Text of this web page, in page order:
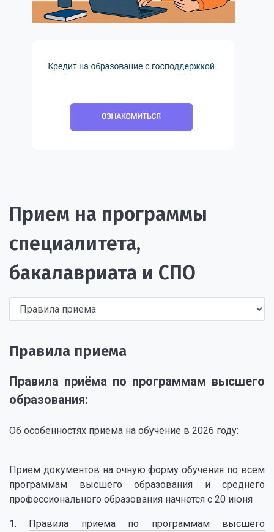
Прием на программы
специалитета,
бакалавриата и СПО
Правила приема
Правила приёма по программам высшего
образования:
Об особенностях приема на обучение в 2026 году:
Прием документов на очную форму обучения по всем
программам высшего образования и среднего
профессионального образования начнется с 20 июня
1. Правила приема по программам высшего